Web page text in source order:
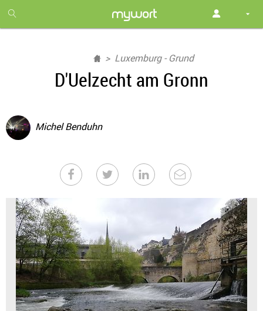
month
free
Luxemburg - Grund
D'Uelzecht am Gronn
Michel Benduhn